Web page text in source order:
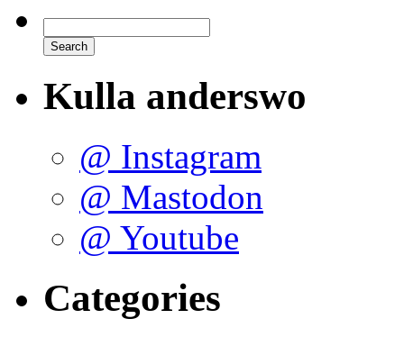
Kulla anderswo
@ Instagram
@ Mastodon
@ Youtube
Categories